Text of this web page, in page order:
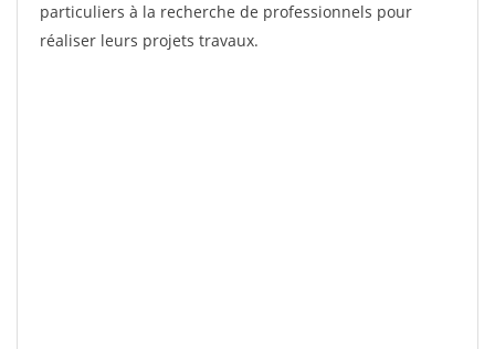
particuliers à la recherche de professionnels pour
réaliser leurs projets travaux.